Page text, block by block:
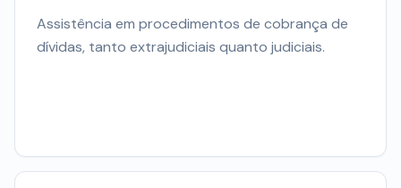
Assistência em procedimentos de cobrança de
dívidas, tanto extrajudiciais quanto judiciais.